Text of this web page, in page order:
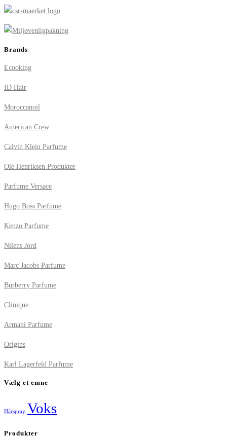
Brands
Ecooking
ID Hair
Moroccanoil
American Crew
Calvin Klein Parfume
Ole Henriksen Produkter
Parfume Versace
Hugo Boss Parfume
Kenzo Parfume
Nilens Jord
Marc Jacobs Parfume
Burberry Parfume
Clinique
Armani Parfume
Origins
Karl Lagerfeld Parfume
Vælg et emne
Hårspray Voks
Produkter